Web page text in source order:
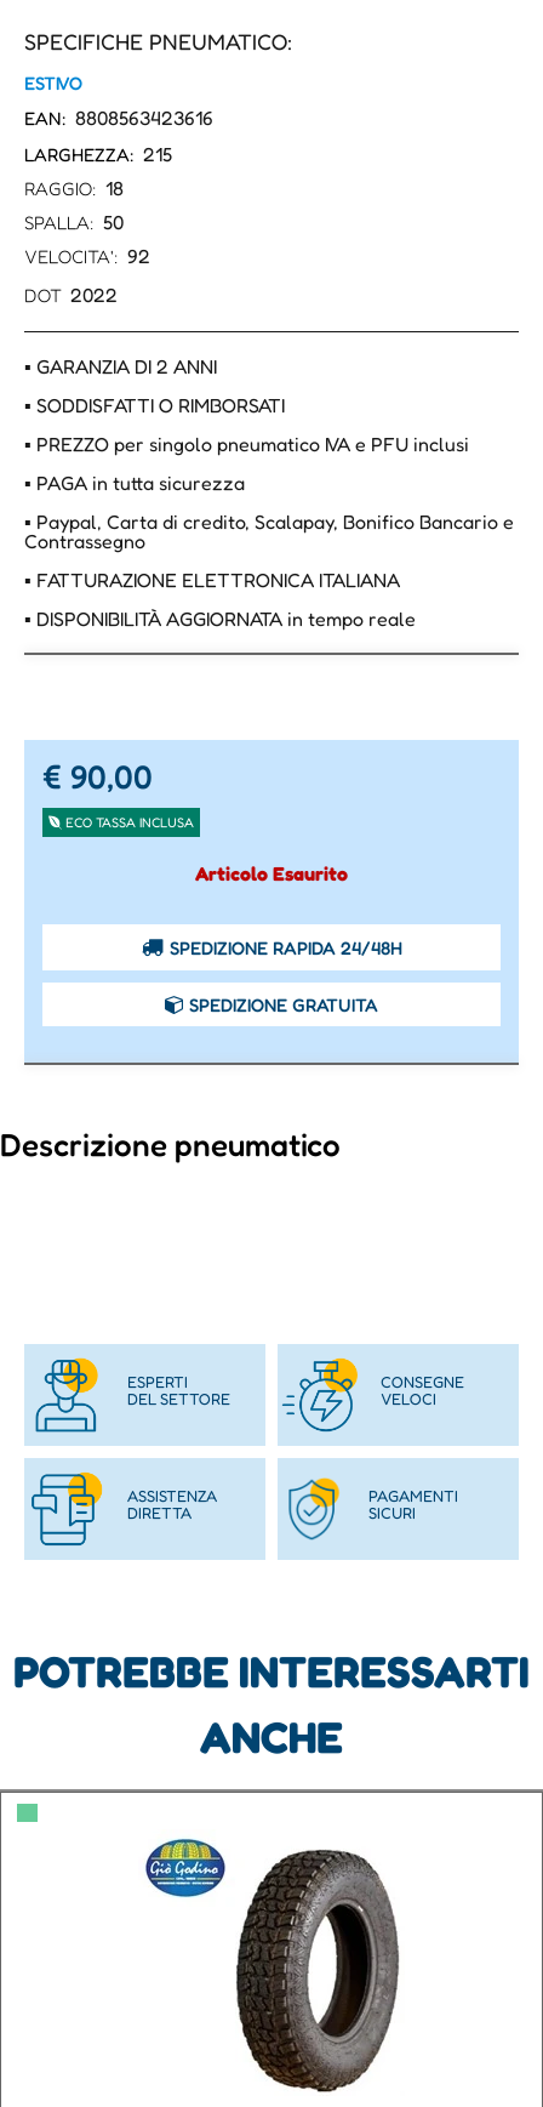
SPECIFICHE PNEUMATICO:
ESTIVO
EAN: 8808563423616
LARGHEZZA: 215
RAGGIO: 18
SPALLA: 50
VELOCITA': 92
DOT 2022
▪ GARANZIA DI 2 ANNI
▪ SODDISFATTI O RIMBORSATI
▪ PREZZO per singolo pneumatico IVA e PFU inclusi
▪ PAGA in tutta sicurezza
▪ Paypal, Carta di credito, Scalapay, Bonifico Bancario e
Contrassegno
▪ FATTURAZIONE ELETTRONICA ITALIANA
▪ DISPONIBILITÀ AGGIORNATA in tempo reale
€ 90,00
ECO TASSA INCLUSA
Articolo Esaurito
SPEDIZIONE RAPIDA 24/48H
SPEDIZIONE GRATUITA
Descrizione pneumatico
ESPERTI
DEL SETTORE
CONSEGNE
VELOCI
ASSISTENZA
DIRETTA
PAGAMENTI
SICURI
POTREBBE INTERESSARTI
ANCHE
▀